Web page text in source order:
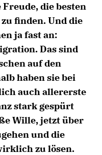
die besten
finden. Und die
ja fast an:
Das sind
auf den
haben sie bei
auch allererste
stark gespürt
Wille, jetzt über
und die
zu lösen.